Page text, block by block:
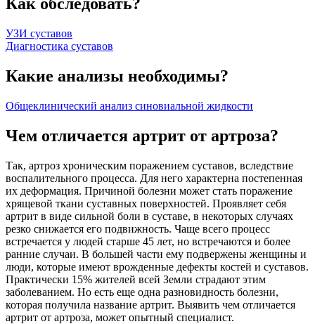
УЗИ суставов
Диагностика суставов
Какие анализы необходимы?
Общеклинический анализ синовиальной жидкости
Чем отличается артрит от артроза?
Так, артроз хроническим поражением суставов, вследствие
воспалительного процесса. Для него характерна постепенная
их деформация. Причиной болезни может стать поражение
хрящевой ткани суставных поверхностей. Проявляет себя
артрит в виде сильной боли в суставе, в некоторых случаях
резко снижается его подвижность. Чаще всего процесс
встречается у людей старше 45 лет, но встречаются и более
ранние случаи. В большей части ему подвержены женщины и
люди, которые имеют врожденные дефекты костей и суставов.
Практически 15% жителей всей Земли страдают этим
заболеванием. Но есть еще одна разновидность болезни,
которая получила название артрит. Выявить чем отличается
артрит от артроза, может опытный специалист.